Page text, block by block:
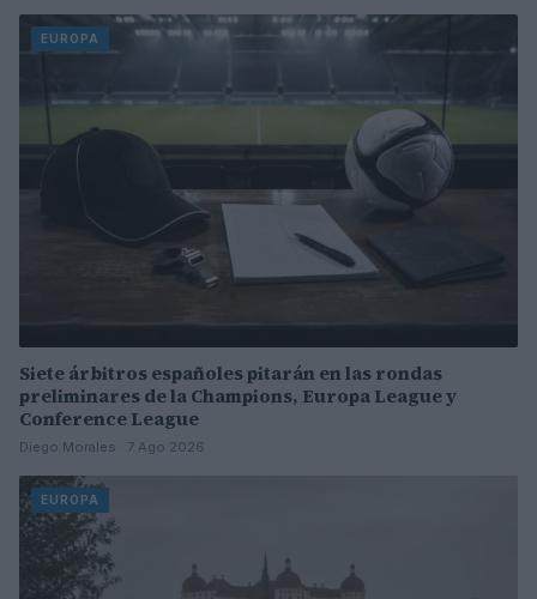
EUROPA
Siete árbitros españoles pitarán en las rondas
preliminares de la Champions, Europa League y
Conference League
Diego Morales · 7 Ago 2026
EUROPA